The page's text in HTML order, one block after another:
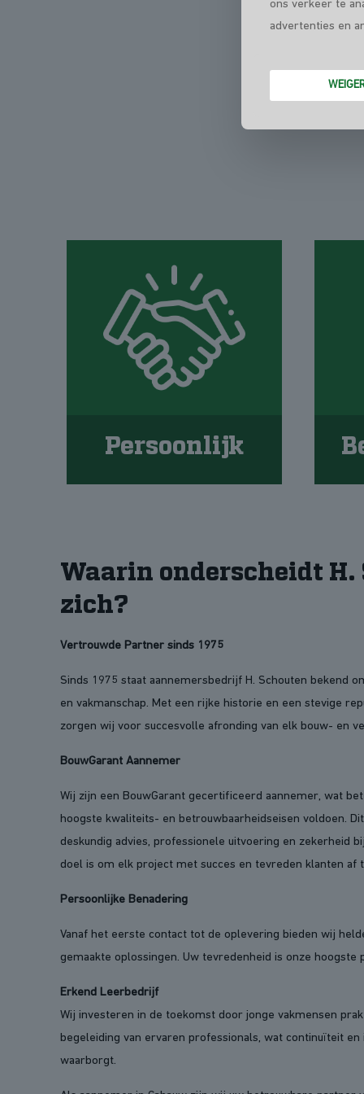
Persoonlijk
Waarin onderscheidt H.
zich?
Vertrouwde Partner sinds 1975
Sinds 1975 staat aannemersbedrijf H. Schouten bekend
en vakmanschap. Met een rijke historie en een stevige
zorgen wij voor succesvolle afronding van elk bouw- en
BouwGarant Aannemer
Wij zijn een BouwGarant gecertificeerd aannemer, wat
hoogste kwaliteits- en betrouwbaarheidseisen voldoen.
deskundig advies, professionele uitvoering en zekerheid
doel is om elk project met succes en tevreden klanten af
Persoonlijke Benadering
Vanaf het eerste contact tot de oplevering bieden wij
gemaakte oplossingen. Uw tevredenheid is onze hoogste
Erkend Leerbedrijf
Wij investeren in de toekomst door jonge vakmensen
begeleiding van ervaren professionals, wat continuïteit
waarborgt.
ons verkeer te
advertenties en